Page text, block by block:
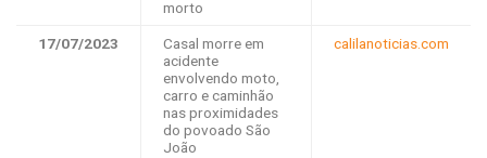
morto
17/07/2023
Casal morre em
acidente
envolvendo moto,
carro e caminhão
nas proximidades
do povoado São
João
calilanoticias.com